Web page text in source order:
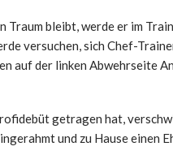
Traum bleibt, werde er im
versuchen, sich Chef-
auf der linken Abwehrseite
getragen hat,
und zu Hause einen